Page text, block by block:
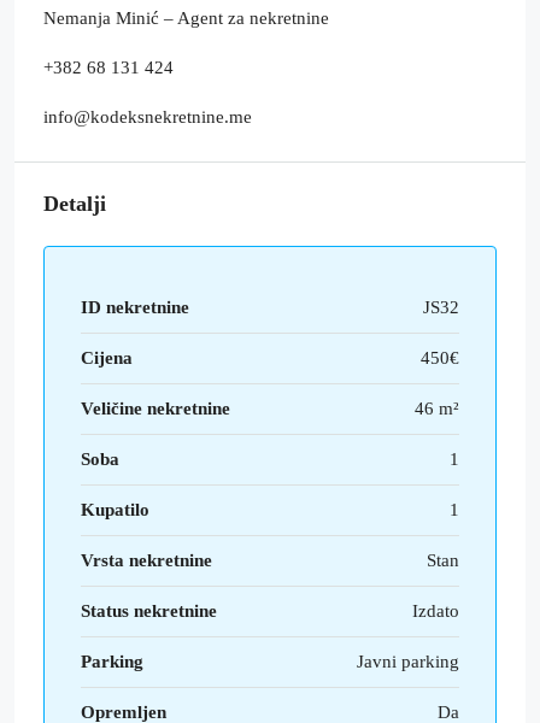
Nemanja Minić – Agent za nekretnine
+382 68 131 424
info@kodeksnekretnine.me
Detalji
ID nekretnine JS32
Cijena 450€
Veličine nekretnine 46 m²
Soba 1
Kupatilo 1
Vrsta nekretnine Stan
Status nekretnine Izdato
Parking Javni parking
Opremljen Da